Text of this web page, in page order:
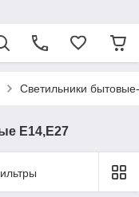
Светильники
Е14,Е27